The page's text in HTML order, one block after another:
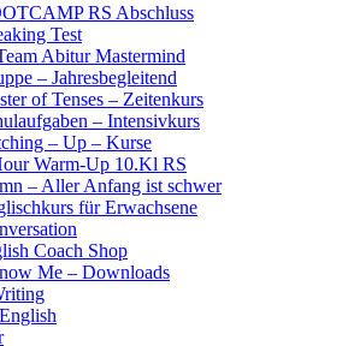
RS Abschluss
Test
Abitur Mastermind
– Jahresbegleitend
of Tenses – Zeitenkurs
– Intensivkurs
– Up – Kurse
Warm-Up 10.Kl RS
– Aller Anfang ist schwer
für Erwachsene
Coach Shop
Me – Downloads